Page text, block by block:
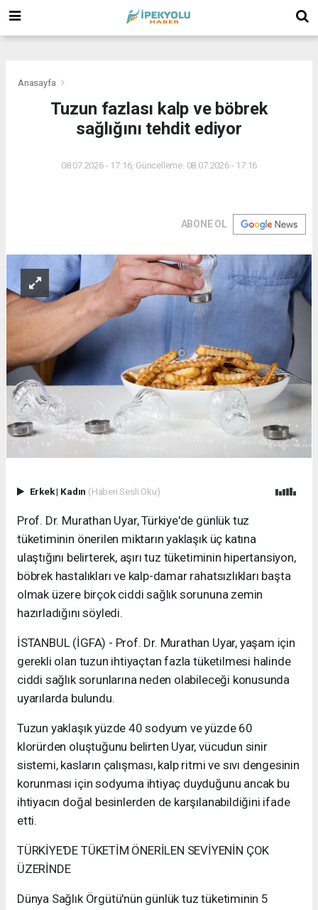
Anasayfa
Tuzun fazlası kalp ve böbrek
sağlığını tehdit ediyor
08.07.2026 - 17:16, Güncelleme: 08.07.2026 - 17:16
ABONE OL
Erkek| Kadın (Haberi Sesli Oku)
Prof. Dr. Murathan Uyar, Türkiye'de günlük tuz
tüketiminin önerilen miktarın yaklaşık üç katına
ulaştığını belirterek, aşırı tuz tüketiminin hipertansiyon,
böbrek hastalıkları ve kalp-damar rahatsızlıkları başta
olmak üzere birçok ciddi sağlık sorununa zemin
hazırladığını söyledi.
İSTANBUL (İGFA) - Prof. Dr. Murathan Uyar, yaşam için
gerekli olan tuzun ihtiyaçtan fazla tüketilmesi halinde
ciddi sağlık sorunlarına neden olabileceği konusunda
uyarılarda bulundu.
Tuzun yaklaşık yüzde 40 sodyum ve yüzde 60
klorürden oluştuğunu belirten Uyar, vücudun sinir
sistemi, kasların çalışması, kalp ritmi ve sıvı dengesinin
korunması için sodyuma ihtiyaç duyduğunu ancak bu
ihtiyacın doğal besinlerden de karşılanabildiğini ifade
etti.
TÜRKİYE'DE TÜKETİM ÖNERİLEN SEVİYENİN ÇOK
ÜZERİNDE
Dünya Sağlık Örgütü'nün günlük tuz tüketiminin 5